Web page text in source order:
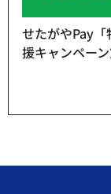
せたがやPay
援キャンペー